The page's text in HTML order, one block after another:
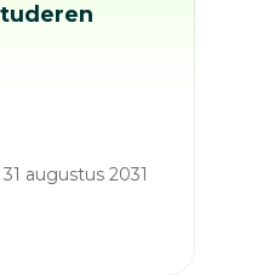
augustus 2031